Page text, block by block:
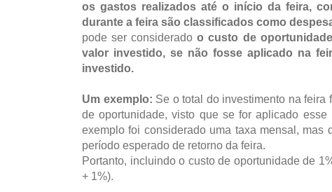
os gastos realizados até o início da feira,
durante a feira são classificados como
pode ser consideradoo custo de
valor investido, se não fosse aplicado na
investido.
Um exemplo: Se o total do investimento na feira
de oportunidade, visto que se for aplicado
exemplo foi considerado uma taxa mensal,
período esperado de retorno da feira.
Portanto, incluindo o custo de oportunidade de
+ 1%).